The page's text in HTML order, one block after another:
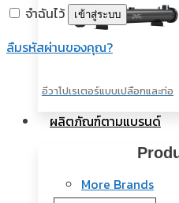
อีวาโปเรเตอร์แบบเปลือกและท่อ
ผลิตภัณฑ์ตามแบรนด์
More Brands
จำฉันไว้
เข้าสู่ระบบ
ลืมรหัสผ่านของคุณ?